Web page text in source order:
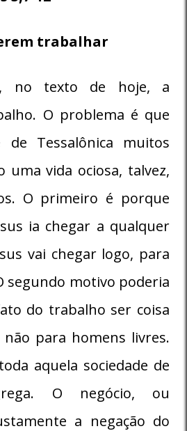
trabalhar
no texto de hoje, a
O problema é que
de Tessalônica muitos
uma vida ociosa, talvez,
O primeiro é porque
ia chegar a qualquer
vai chegar logo, para
segundo motivo poderia
do trabalho ser coisa
não para homens livres.
aquela sociedade de
O negócio, ou
a negação do